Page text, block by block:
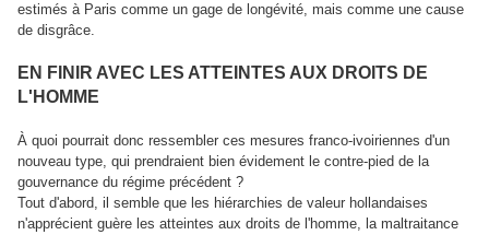
estimés à Paris comme un gage de longévité, mais comme une cause
de disgrâce.
EN FINIR AVEC LES ATTEINTES AUX DROITS DE
L'HOMME
À quoi pourrait donc ressembler ces mesures franco-ivoiriennes d'un
nouveau type, qui prendraient bien évidement le contre-pied de la
gouvernance du régime précédent ?
Tout d'abord, il semble que les hiérarchies de valeur hollandaises
n'apprécient guère les atteintes aux droits de l'homme, la maltraitance